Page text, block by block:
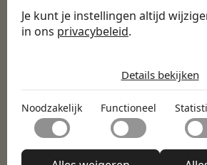
Je kunt je instellingen altijd
in ons privacybeleid.
Noodzakelijk
Noodzakelijke cookies helpen een
maken door basisfuncties zoals
toegang tot beveiligde delen van de
maken. Zonder deze cookies kan de
Functioneel
onthouden welke de manier waarop
Statistieken
Details bekijken
Noodzakelijk Functioneel
Marketing & Communicatie
Sales & Inkoop